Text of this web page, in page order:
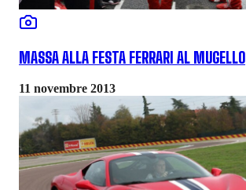
MASSA ALLA FESTA FERRARI AL MUGELLO
11 novembre 2013